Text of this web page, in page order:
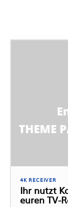
4K RECEIVER
Ihr nutzt
euren TV-